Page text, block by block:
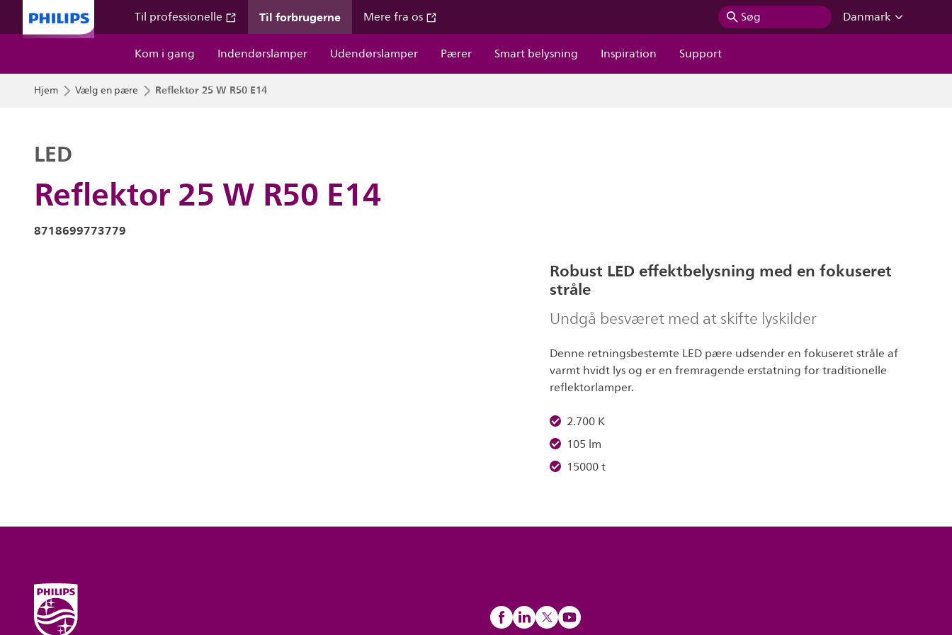
Til professionelle Til forbrugerne Mere fra os Søg
Danmark
Kom i gang
Indendørslamper Udendørslamper Pærer Smart belysning Inspiration Support
Hjem Vælg en pære Reflektor 25 W R50 E14
Reflektor 25 W R50 E14
LED
8718699773779
Robust LED effektbelysning med en fokuseret
stråle
Undgå besværet med at skifte lyskilder
Denne retningsbestemte LED pære udsender en fokuseret stråle af
varmt hvidt lys og er en fremragende erstatning for traditionelle
reflektorlamper.
2.700 K
105 lm
15000 t